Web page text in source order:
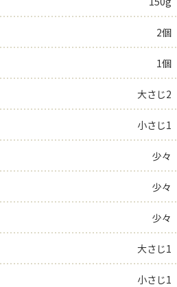
よくあるお問い合わせ
お買い物
2個
1個
大さじ2
小さじ1
少々
少々
少々
大さじ1
小さじ1